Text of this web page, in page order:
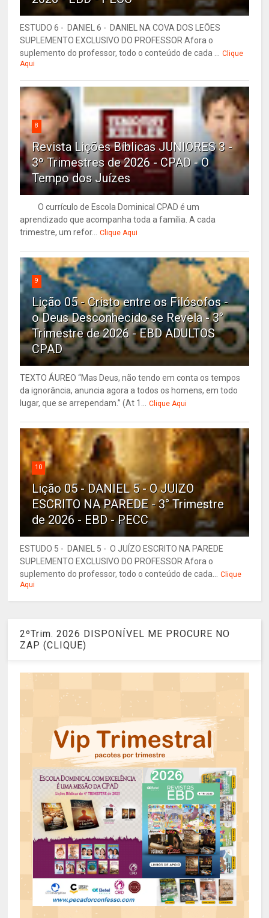
ESTUDO 6 - DANIEL 6 - DANIEL NA COVA DOS LEÕES
SUPLEMENTO EXCLUSIVO DO PROFESSOR Afora o
suplemento do professor, todo o conteúdo de cada ... Clique
Aqui
8
Revista Lições Bíblicas JUNIORES 3 -
3º Trimestres de 2026 - CPAD - O
Tempo dos Juízes
O currículo de Escola Dominical CPAD é um
aprendizado que acompanha toda a família. A cada
trimestre, um refor... Clique Aqui
9
Lição 05 - Cristo entre os Filósofos -
o Deus Desconhecido se Revela - 3°
Trimestre de 2026 - EBD ADULTOS
CPAD
TEXTO ÁUREO “Mas Deus, não tendo em conta os tempos
da ignorância, anuncia agora a todos os homens, em todo
lugar, que se arrependam.” (At 1... Clique Aqui
10
Lição 05 - DANIEL 5 - O JUIZO
ESCRITO NA PAREDE - 3° Trimestre
de 2026 - EBD - PECC
ESTUDO 5 - DANIEL 5 - O JUÍZO ESCRITO NA PAREDE
SUPLEMENTO EXCLUSIVO DO PROFESSOR Afora o
suplemento do professor, todo o conteúdo de cada... Clique
Aqui
2ºTrim. 2026 DISPONÍVEL ME PROCURE NO
ZAP (CLIQUE)